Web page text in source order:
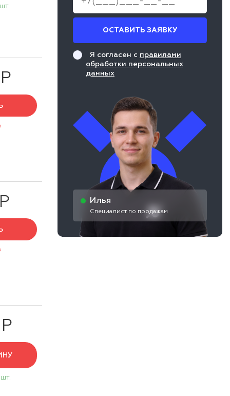
ОСТАВИТЬ ЗАЯВКУ
Я согласен с правилами
обработки персональных
данных
Илья
Специалист по продажам